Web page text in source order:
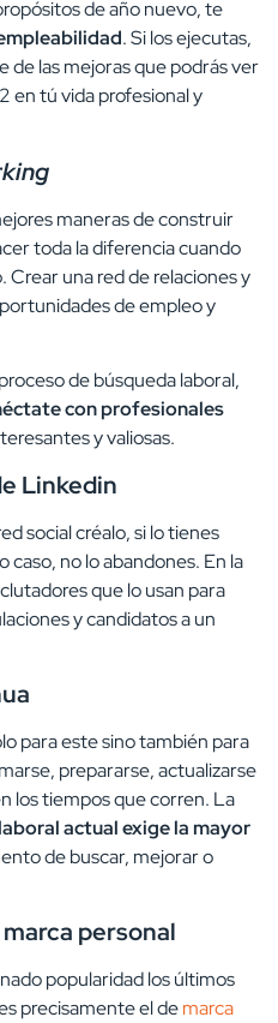
de año nuevo, te
. Si los ejecutas,
de las mejoras que podrás ver
en tú vida profesional y
maneras de construir
toda la diferencia cuando
una red de relaciones y
de empleo y
de búsqueda laboral,
con profesionales
y valiosas.
Linkedin
social créalo, si lo tienes
caso, no lo abandones. En la
que lo usan para
y candidatos a un
para este sino también para
prepararse, actualizarse
los tiempos que corren. La
actual exige la mayor
de buscar, mejorar o
personal
popularidad los últimos
precisamente el demarca